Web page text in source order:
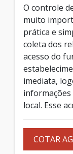
O controle
muito
prática e
coleta dos
acesso do
imediata,
local. Esse
COTAR